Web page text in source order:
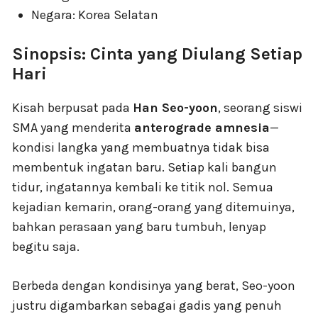
Negara: Korea Selatan
Sinopsis: Cinta yang Diulang Setiap
Hari
Kisah berpusat pada Han Seo-yoon, seorang siswi
SMA yang menderita anterograde amnesia—
kondisi langka yang membuatnya tidak bisa
membentuk ingatan baru. Setiap kali bangun
tidur, ingatannya kembali ke titik nol. Semua
kejadian kemarin, orang-orang yang ditemuinya,
bahkan perasaan yang baru tumbuh, lenyap
begitu saja.
Berbeda dengan kondisinya yang berat, Seo-yoon
justru digambarkan sebagai gadis yang penuh